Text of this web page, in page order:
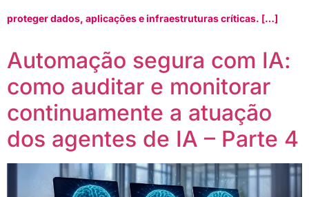
proteger dados, aplicações e infraestruturas críticas. […]
Automação segura com IA:
como auditar e monitorar
continuamente a atuação
dos agentes de IA – Parte 4